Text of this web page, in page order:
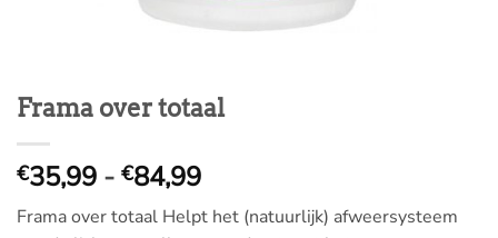
Frama over totaal
€35,99 - €84,99Prijsklasse:
€
35,99
Frama over totaal Helpt het (natuurlijk) afweersysteem